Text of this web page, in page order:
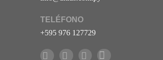
TELÉFONO
+595 976 127729